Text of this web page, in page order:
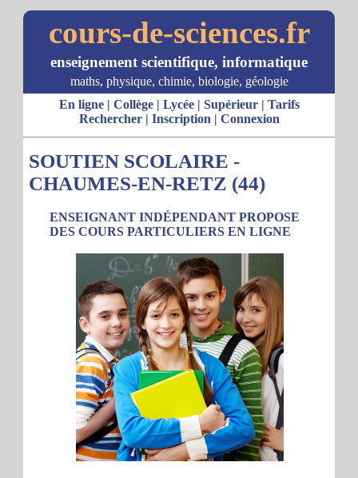
cours-de-sciences.fr
enseignement scientifique, informatique
maths, physique, chimie, biologie, géologie
En ligne| Collège| Lycée| Supérieur| Tarifs
Rechercher| Inscription | Connexion
SOUTIEN SCOLAIRE -
CHAUMES-EN-RETZ (44)
ENSEIGNANT INDÉPENDANT PROPOSE
DES COURS PARTICULIERS EN LIGNE